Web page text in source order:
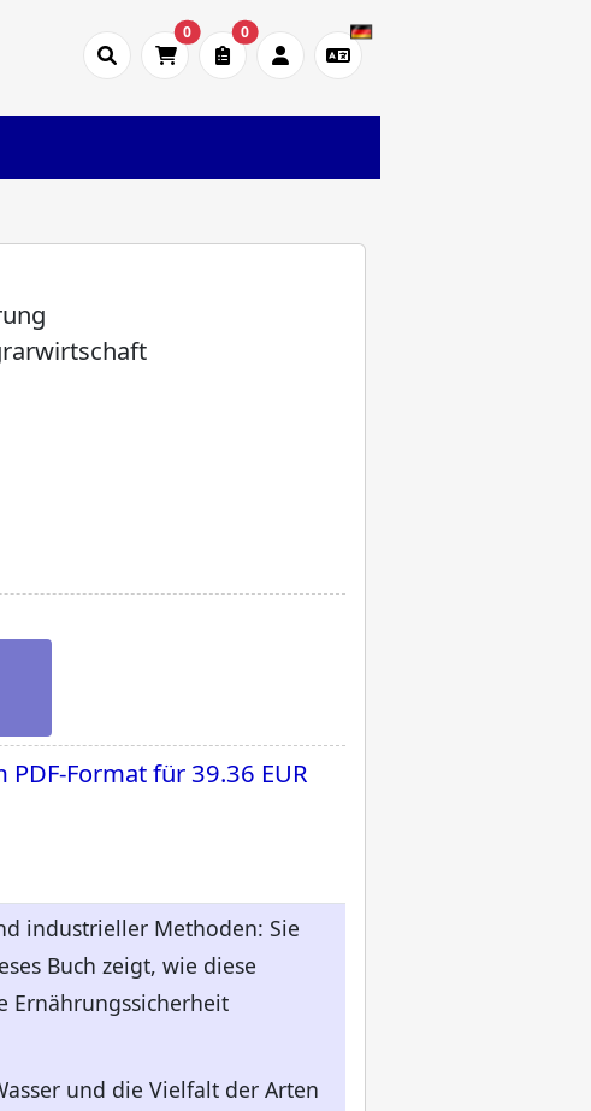
0 0
PDF-Format für39.36 EUR
industrieller Methoden: Sie
Buch zeigt, wie diese
Ernährungssicherheit
und die Vielfalt der Arten